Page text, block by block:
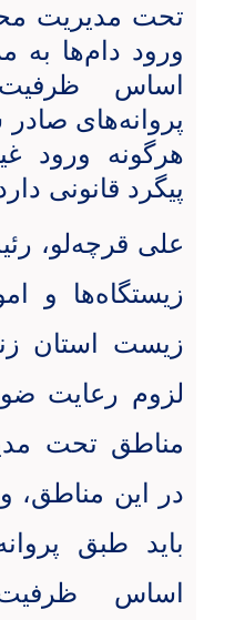
تحت مدیریت
ورود دام‌ها به
اساس
پروانه‌های
هرگونه ورود
پیگرد قانونی
علی قرچه‌لو،
زیستگاه‌ها و
زیست استان
لزوم رعایت
مناطق تحت
در این مناطق،
باید طبق
اساس